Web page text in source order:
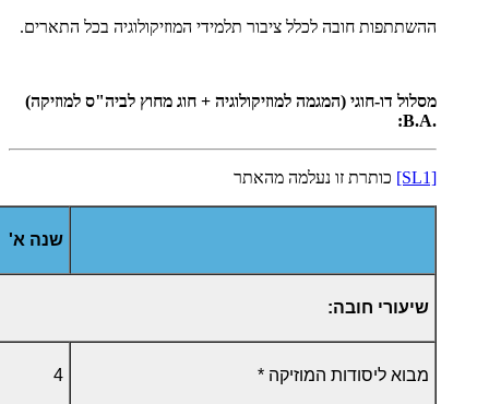
ההשתתפות חובה לכלל ציבור תלמידי המוזיקולוגיה בכל התארים.
מסלול דו-חוגי (המגמה למוזיקולוגיה + חוג מחוץ לביה"ס למוזיקה)
.B.A
:
[SL1] כותרת זו נעלמה מהאתר
שנה א'
שיעורי חובה:
מבוא ליסודות המוזיקה * 4